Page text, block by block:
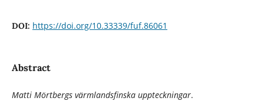
DOI: https://doi.org/10.33339/fuf.86061
Abstract
Matti Mörtbergs värmlandsfinska uppteckningar.